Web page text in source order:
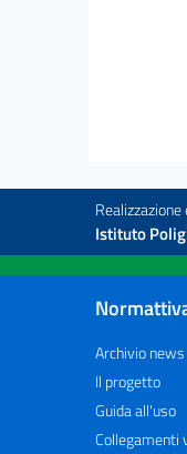
Istituto
Archivio news
Il progetto
Guida all'uso
Collegamenti